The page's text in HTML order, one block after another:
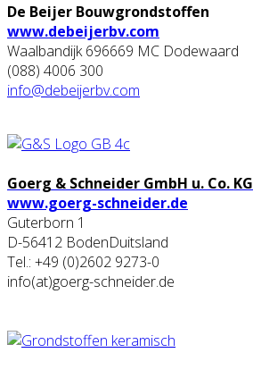
De Beijer Bouwgrondstoffen
www.debeijerbv.com
Waalbandijk 696669 MC Dodewaard
(088) 4006 300
info@debeijerbv.com
Goerg & Schneider GmbH u. Co. KG
www.goerg-schneider.de
Guterborn 1
D-56412 BodenDuitsland
Tel.: +49 (0)2602 9273-0
info(at)goerg-schneider.de